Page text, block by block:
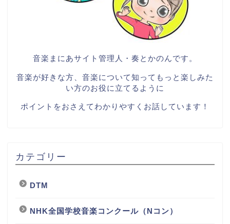
音楽まにあサイト管理人・奏とかのんです。
音楽が好きな方、音楽について知ってもっと楽しみた
い方のお役に立てるように
ポイントをおさえてわかりやすくお話しています！
カテゴリー
DTM
NHK全国学校音楽コンクール（Nコン）